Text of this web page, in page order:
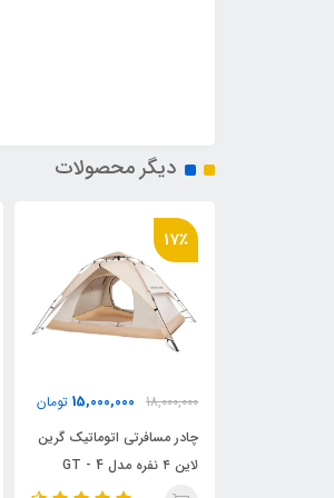
دیگر محصولات
15,000,000
تومان
چادر مسافرتی اتوماتیک گرین
14,450,000